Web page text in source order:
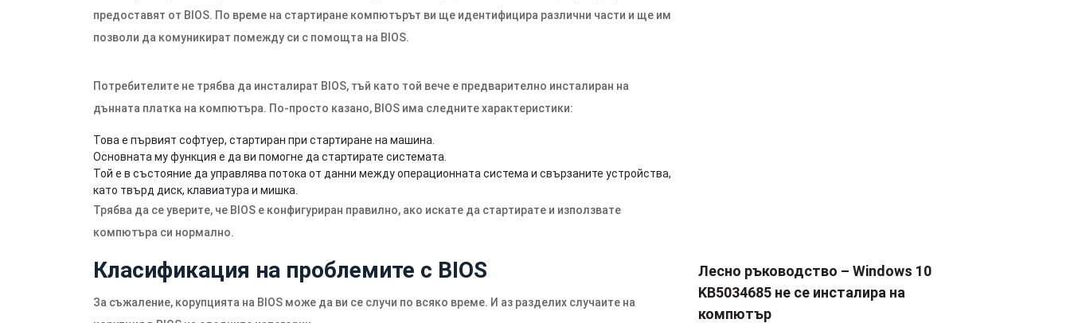
предоставят от BIOS. По време на стартиране компютърът ви ще идентифицира различни части и ще им
позволи да комуникират помежду си с помощта на BIOS.
Потребителите не трябва да инсталират BIOS, тъй като той вече е предварително инсталиран на
дънната платка на компютъра. По-просто казано, BIOS има следните характеристики:
Това е първият софтуер, стартиран при стартиране на машина.
Основната му функция е да ви помогне да стартирате системата.
Той е в състояние да управлява потока от данни между операционната система и свързаните устройства,
като твърд диск, клавиатура и мишка.
Трябва да се уверите, че BIOS е конфигуриран правилно, ако искате да стартирате и използвате
компютъра си нормално.
Класификация на проблемите с BIOS
За съжаление, корупцията на BIOS може да ви се случи по всяко време. И аз разделих случаите на
Лесно ръководство – Windows 10
KB5034685 не се инсталира на
компютър